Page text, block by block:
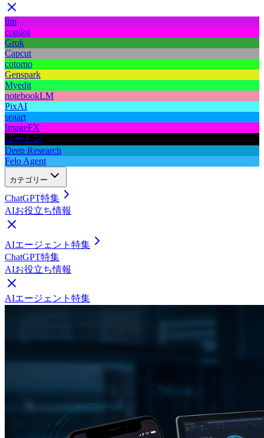
llm
copilot
Grok
Capcut
cotomo
Genspark
Myedit
notebookLM
PixAI
seaart
ImageFX
リートン
Deep Research
Felo Agent
カテゴリー
ChatGPT特集
AIお役立ち情報
AIエージェント特集
ChatGPT特集
AIお役立ち情報
AIエージェント特集